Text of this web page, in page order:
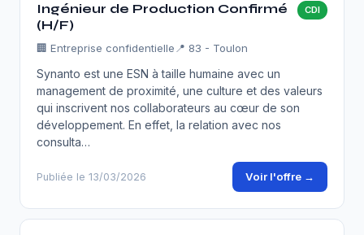
Ingénieur de Production Confirmé
(H/F)
CDI
🏢 Entreprise confidentielle 📍 83 - Toulon
Synanto est une ESN à taille humaine avec un
management de proximité, une culture et des valeurs
qui inscrivent nos collaborateurs au cœur de son
développement. En effet, la relation avec nos
consulta…
Publiée le 13/03/2026 Voir l'offre →